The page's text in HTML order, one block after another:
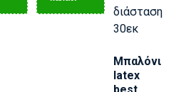
Μπαλόνι
latex